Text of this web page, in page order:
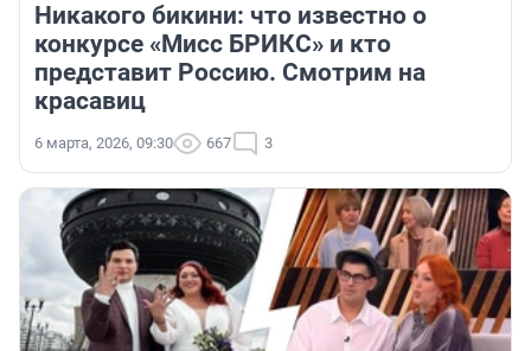
Никакого бикини: что известно о
конкурсе «Мисс БРИКС» и кто
представит Россию. Смотрим на
красавиц
6 марта, 2026, 09:30 667 3